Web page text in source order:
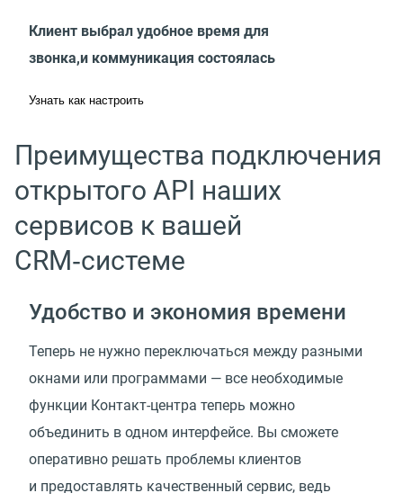
Клиент выбрал удобное время для
звонка,и коммуникация состоялась
Узнать как настроить
Преимущества подключения
открытого API наших
сервисов к вашей
CRM‑системе
Удобство и экономия времени
Теперь не нужно переключаться между разными
окнами или программами — все необходимые
функции Контакт-центра теперь можно
объединить в одном интерфейсе. Вы сможете
оперативно решать проблемы клиентов
и предоставлять качественный сервис, ведь